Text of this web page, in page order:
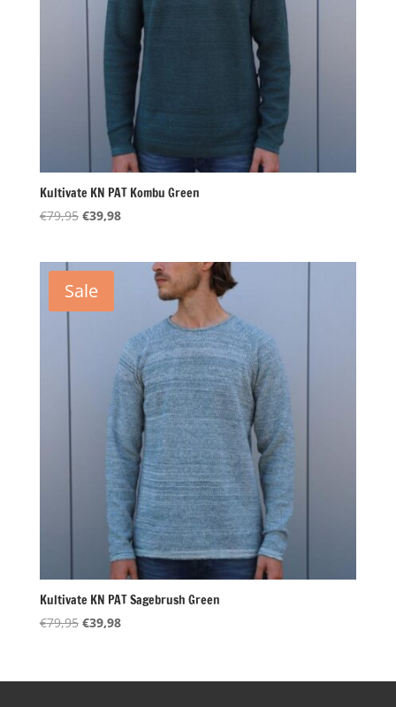
Kultivate KN PAT Kombu Green
€79,95 Oorspronkelijke
€79,95.
€39,98Huidige
€39,98.
Sale
Kultivate KN PAT Sagebrush Green
€79,95 Oorspronkelijke
€79,95.
€39,98Huidige
€39,98.